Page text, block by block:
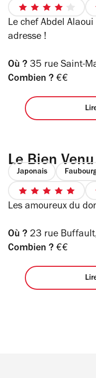
4
sur
Le chef Abdel
adresse !
Où ? 35 rue Saint-
Combien ? €€
Le Bien Venu
Japonais
5
sur
étoiles
Les amoureux du
Où ? 23 rue
Combien ? €€